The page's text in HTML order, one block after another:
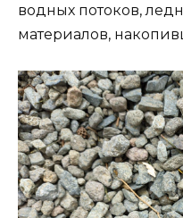
водных потоков,
материалов,